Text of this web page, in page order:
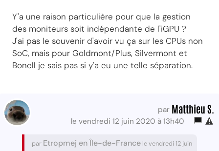
Y'a une raison particulière pour que la gestion
des moniteurs soit indépendante de l'iGPU ?
J'ai pas le souvenir d'avoir vu ça sur les CPUs non
SoC, mais pour Goldmont/Plus, Silvermont et
Bonell je sais pas si y'a eu une telle séparation.
par Matthieu S.
le vendredi 12 juin 2020 à 13h40
par Etropmej en Île-de-France le vendredi 12 juin